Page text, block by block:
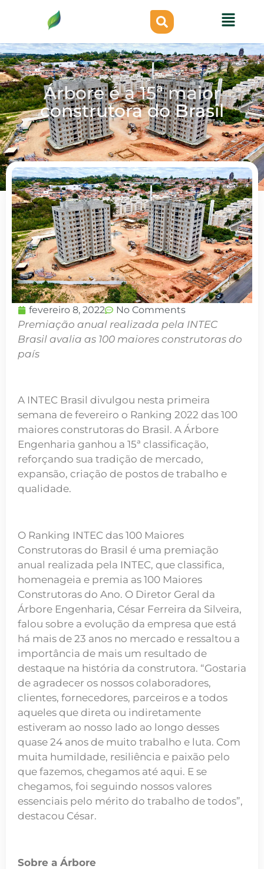
Árbore é a 15ª maior
construtora do Brasil
fevereiro 8, 2022 No Comments
Premiação anual realizada pela INTEC
Brasil avalia as 100 maiores construtoras do
país
A INTEC Brasil divulgou nesta primeira
semana de fevereiro o Ranking 2022 das 100
maiores construtoras do Brasil. A Árbore
Engenharia ganhou a 15ª classificação,
reforçando sua tradição de mercado,
expansão, criação de postos de trabalho e
qualidade.
O Ranking INTEC das 100 Maiores
Construtoras do Brasil é uma premiação
anual realizada pela INTEC, que classifica,
homenageia e premia as 100 Maiores
Construtoras do Ano. O Diretor Geral da
Árbore Engenharia, César Ferreira da Silveira,
falou sobre a evolução da empresa que está
há mais de 23 anos no mercado e ressaltou a
importância de mais um resultado de
destaque na história da construtora. “Gostaria
de agradecer os nossos colaboradores,
clientes, fornecedores, parceiros e a todos
aqueles que direta ou indiretamente
estiveram ao nosso lado ao longo desses
quase 24 anos de muito trabalho e luta. Com
muita humildade, resiliência e paixão pelo
que fazemos, chegamos até aqui. E se
chegamos, foi seguindo nossos valores
essenciais pelo mérito do trabalho de todos”,
destacou César.
Sobre a Árbore